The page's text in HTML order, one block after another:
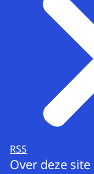
RSS
Over deze site